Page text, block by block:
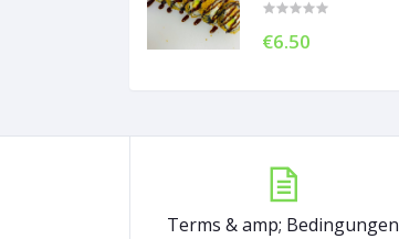
€6.50
Terms & amp; Bedingungen